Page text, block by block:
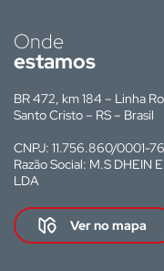
Onde
estamos
BR 472, km 184 – Linha
Santo Cristo – RS – Brasil
CNPJ: 11.756.860/0001-76
Razão Social: M.S DHEIN
LDA
Ver no mapa